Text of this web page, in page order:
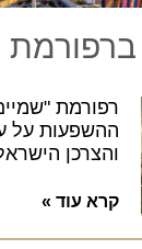
רפורמת
ההשפעות על
והצרכן
קרא עוד »